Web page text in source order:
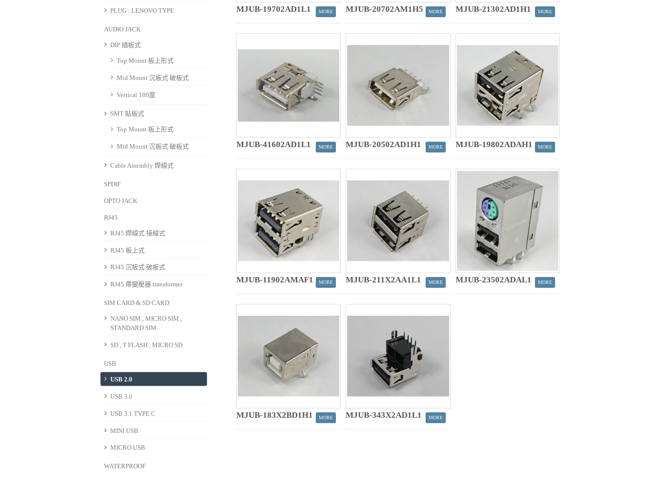
PLUG : LENOVO TYPE
AUDIO JACK
DIP 插板式
Top Mount 板上形式
Mid Mount 沉板式 破板式
Vertical 180度
SMT 貼板式
Top Mount 板上形式
Mid Mount 沉板式 破板式
Cable Assembly 焊線式
SPDIF
OPTO JACK
RJ45
RJ45 焊線式 接線式
RJ45 板上式
RJ45 沉板式 破板式
RJ45 帶變壓器 transformer
SIM CARD & SD CARD
NANO SIM , MICRO SIM ,
STANDARD SIM
SD , T FLASH , MICRO SD
USB
USB 2.0
USB 3.0
USB 3.1 TYPE C
MINI USB
MICRO USB
WATERPROOF
MJUB-19702AD1L1 MJUB-20702AM1H5 MJUB-21302AD1H1
MJUB-41602AD1L1 MJUB-20502AD1H1 MJUB-19802ADAH1
MJUB-11902AMAF1 MJUB-211X2AA1L1 MJUB-23502ADAL1
MJUB-183X2BD1H1 MJUB-343X2AD1L1